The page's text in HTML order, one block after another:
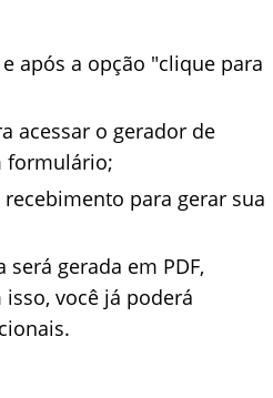
após a opção "clique para
acessar o gerador de
formulário;
para gerar sua
gerada em PDF,
você já poderá